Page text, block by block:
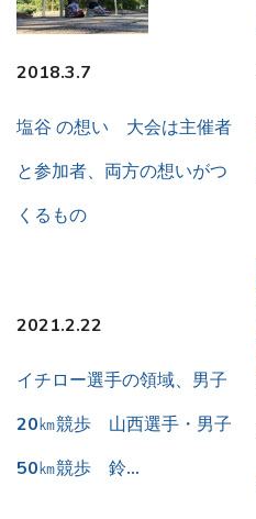
2018.3.7
塩谷 の想い 大会は主催者
と参加者、両方の想いがつ
くるもの
2021.2.22
イチロー選手の領域、男子
20㎞競歩 山西選手・男子
50㎞競歩 鈴…